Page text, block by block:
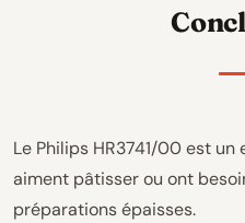
Le Philips HR3741/00 est
aiment pâtisser ou ont
préparations épaisses.